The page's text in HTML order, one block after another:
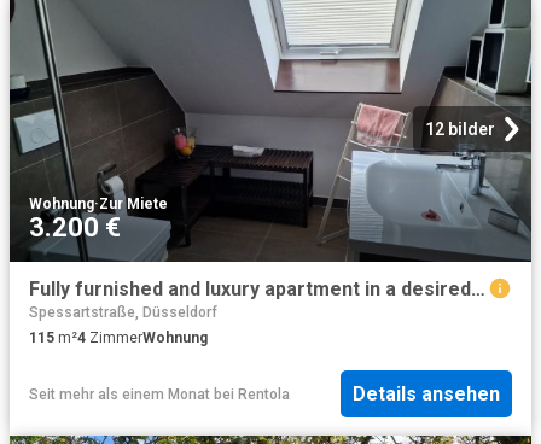
12 bilder
Wohnung·Zur Miete
3.200 €
Fully furnished and luxury apartment in a desired location
Spessartstraße, Düsseldorf
115 m²4 ZimmerWohnung
Seit mehr als einem Monat bei Rentola Details ansehen